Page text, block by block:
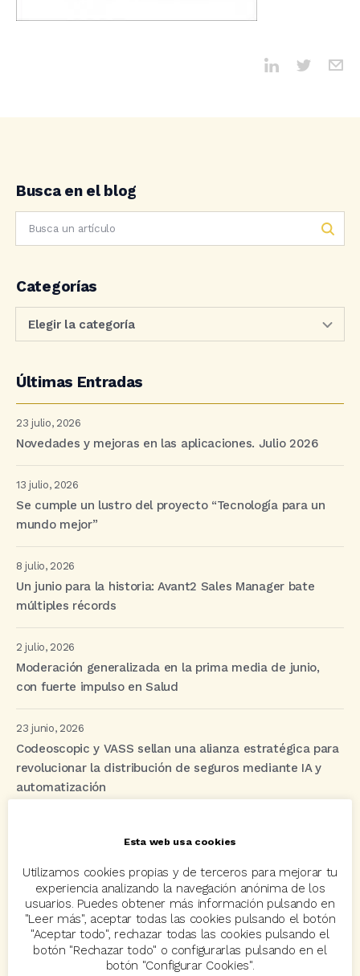
Busca en el blog
Categorías
Últimas Entradas
23 julio, 2026
Novedades y mejoras en las aplicaciones. Julio 2026
13 julio, 2026
Se cumple un lustro del proyecto “Tecnología para un
mundo mejor”
8 julio, 2026
Un junio para la historia: Avant2 Sales Manager bate
múltiples récords
2 julio, 2026
Moderación generalizada en la prima media de junio,
con fuerte impulso en Salud
23 junio, 2026
Codeoscopic y VASS sellan una alianza estratégica para
revolucionar la distribución de seguros mediante IA y
automatización
acuerdo Acuerdos Allianz asisa autos
Avant2 Avant2 Sales Manager ayudas Bcover
Carlos Rovira Codeoscopic Codeoscopic Academy
Esta web usa cookies
Utilizamos cookies propias y de terceros para mejorar tu
experiencia analizando la navegación anónima de los
usuarios. Puedes obtener más información pulsando en
"Leer más", aceptar todas las cookies pulsando el botón
"Aceptar todo", rechazar todas las cookies pulsando el
botón "Rechazar todo" o configurarlas pulsando en el
botón "Configurar Cookies".